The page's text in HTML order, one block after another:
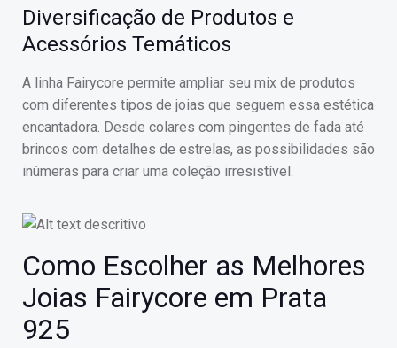
Diversificação de Produtos e
Acessórios Temáticos
A linha Fairycore permite ampliar seu mix de produtos
com diferentes tipos de joias que seguem essa estética
encantadora. Desde colares com pingentes de fada até
brincos com detalhes de estrelas, as possibilidades são
inúmeras para criar uma coleção irresistível.
Como Escolher as Melhores
Joias Fairycore em Prata
925